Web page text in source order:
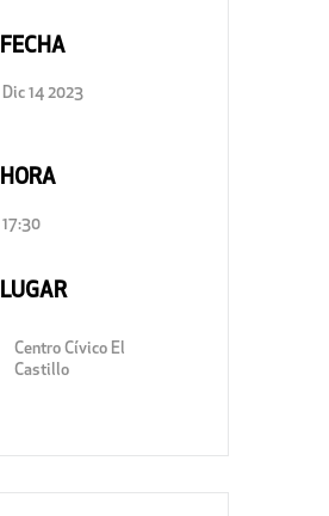
FECHA
Dic 14 2023
HORA
17:30
LUGAR
Centro Cívico El
Castillo